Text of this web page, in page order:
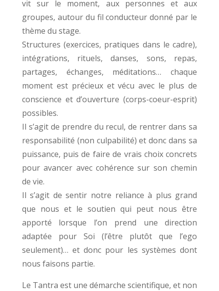
vit sur le moment, aux personnes et aux
groupes, autour du fil conducteur donné par le
thème du stage.
Structures (exercices, pratiques dans le cadre),
intégrations, rituels, danses, sons, repas,
partages, échanges, méditations… chaque
moment est précieux et vécu avec le plus de
conscience et d’ouverture (corps-coeur-esprit)
possibles.
Il s’agit de prendre du recul, de rentrer dans sa
responsabilité (non culpabilité) et donc dans sa
puissance, puis de faire de vrais choix concrets
pour avancer avec cohérence sur son chemin
de vie.
Il s’agit de sentir notre reliance à plus grand
que nous et le soutien qui peut nous être
apporté lorsque l’on prend une direction
adaptée pour Soi (l’être plutôt que l’ego
seulement)… et donc pour les systèmes dont
nous faisons partie.
Le Tantra est une démarche scientifique, et non